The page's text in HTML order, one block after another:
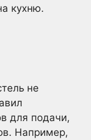
кухню.
не
для подачи,
Например,